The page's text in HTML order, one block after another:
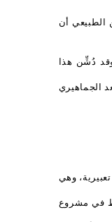
الطبيعي أن
دُشِّن هذا
الجماهيري
وهي
في مشروع